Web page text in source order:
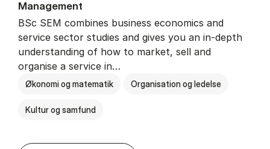
Man­age­ment
BSc SEM combines business economics and
service sector studies and gives you an in-depth
understanding of how to market, sell and
organise a service in…
Økonomi og matematik Organisation og ledelse
Kultur og samfund